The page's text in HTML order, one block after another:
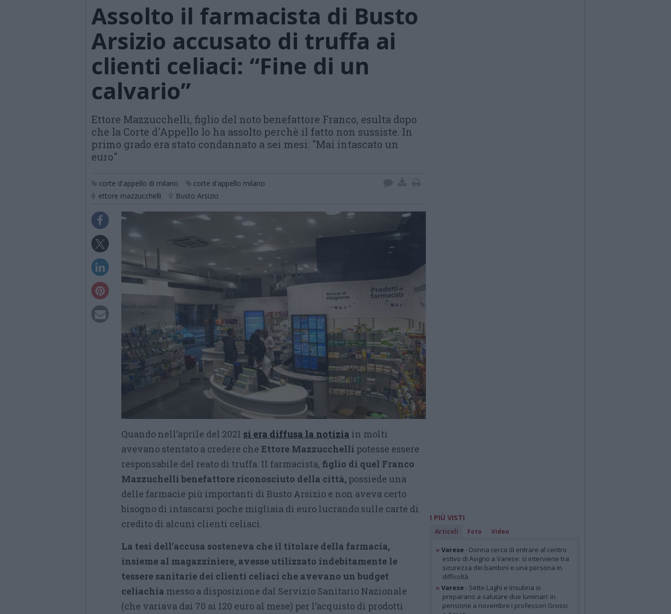
Assolto il farmacista di Busto
Arsizio accusato di truffa ai
clienti celiaci: “Fine di un
calvario”
Ettore Mazzucchelli, figlio del noto benefattore Franco, esulta dopo
che la Corte d'Appello lo ha assolto perchè il fatto non sussiste. In
primo grado era stato condannato a sei mesi: "Mai intascato un
euro"
corte d'appello di milano
corte d'appello milano
ettore mazzucchelli
Busto Arsizio
Quando nell’aprile del 2021 si era diffusa la notizia in molti
avevano stentato a credere che Ettore Mazzucchelli potesse essere
responsabile del reato di truffa. Il farmacista, figlio di quel Franco
Mazzuchelli benefattore riconosciuto della città, possiede una
delle farmacie più importanti di Busto Arsizio e non aveva certo
bisogno di intascarsi poche migliaia di euro lucrando sulle carte di
credito di alcuni clienti celiaci.
La tesi dell’accusa sosteneva che il titolare della farmacia,
insieme al magazziniere, avesse utilizzato indebitamente le
tessere sanitarie dei clienti celiaci che avevano un budget
celiachia messo a disposizione dal Servizio Sanitario Nazionale
(che variava dai 70 ai 120 euro al mese) per l’acquisto di prodotti
I PIÙ VISTI
Articoli Foto Video
» Varese- Donna cerca di entrare al centro
estivo di Avigno a Varese: si interviene tra
sicurezza dei bambini e una persona in
difficoltà
» Varese- Sette Laghi e Insubria si
preparano a salutare due luminari: in
pensione a novembre i professori Grossi